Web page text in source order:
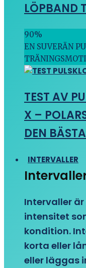
LÖPBAND
90%
EN SUVERÄN
TEST AV
X –
DEN
INTERVALLER
Intervaller
intensitet
kondition.
korta eller
eller läggas